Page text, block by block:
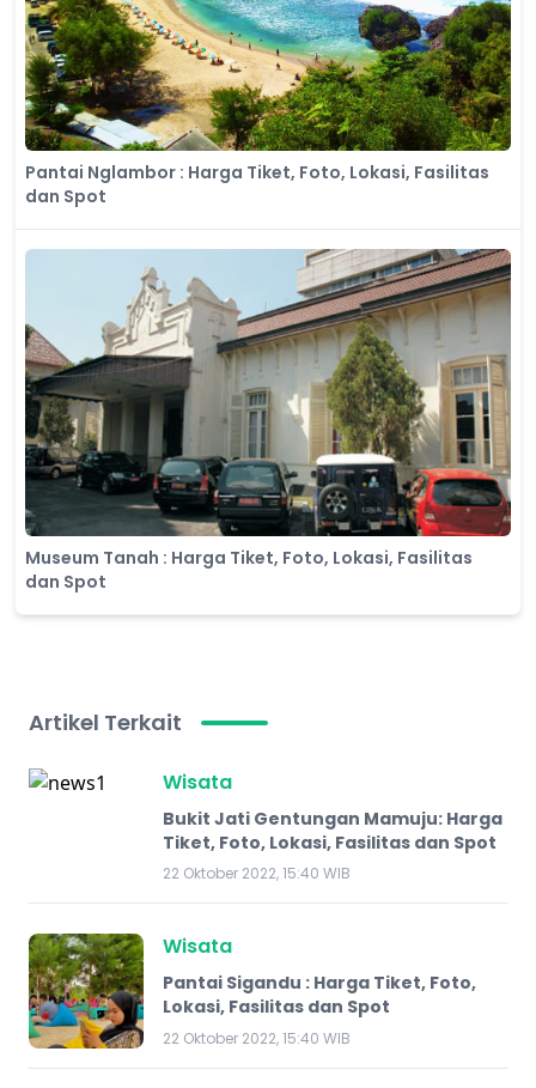
Pantai Nglambor : Harga Tiket, Foto, Lokasi, Fasilitas
dan Spot
Museum Tanah : Harga Tiket, Foto, Lokasi, Fasilitas
dan Spot
Artikel Terkait
Wisata
Bukit Jati Gentungan Mamuju: Harga
Tiket, Foto, Lokasi, Fasilitas dan Spot
22 Oktober 2022, 15:40 WIB
Wisata
Pantai Sigandu : Harga Tiket, Foto,
Lokasi, Fasilitas dan Spot
22 Oktober 2022, 15:40 WIB